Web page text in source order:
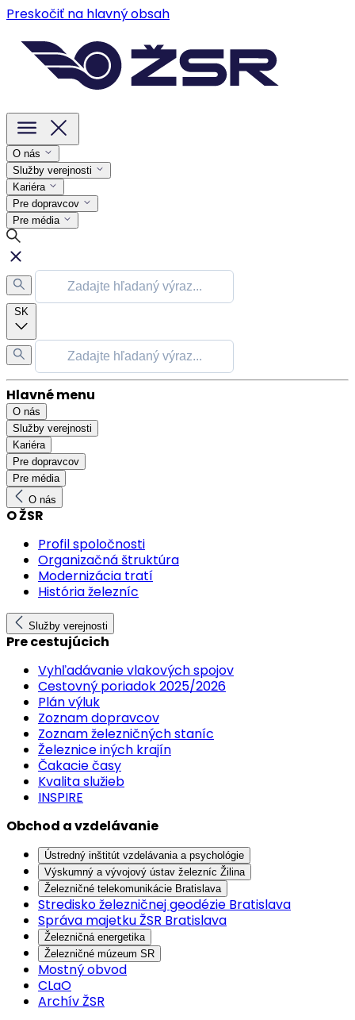
Preskočiť na hlavný obsah
O nás
Služby verejnosti
Kariéra
Pre dopravcov
Pre média
SK
Hlavné menu
O nás
Služby verejnosti
Kariéra
Pre dopravcov
Pre média
O nás
O ŽSR
Profil spoločnosti
Organizačná štruktúra
Modernizácia tratí
História železníc
Služby verejnosti
Pre cestujúcich
Vyhľadávanie vlakových spojov
Cestovný poriadok 2025/2026
Plán výluk
Zoznam dopravcov
Zoznam železničných staníc
Železnice iných krajín
Čakacie časy
Kvalita služieb
INSPIRE
Obchod a vzdelávanie
Ústredný inštitút vzdelávania a psychológie
Výskumný a vývojový ústav železníc Žilina
Železničné telekomunikácie Bratislava
Stredisko železničnej geodézie Bratislava
Správa majetku ŽSR Bratislava
Železničná energetika
Železničné múzeum SR
Mostný obvod
CLaO
Archív ŽSR